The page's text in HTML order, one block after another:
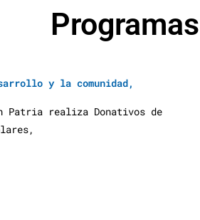
y la comunidad,
Patria realiza Donativos de